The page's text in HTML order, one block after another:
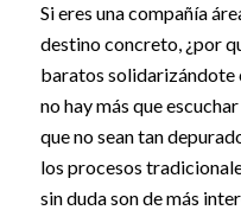
Si eres una compañía
destino concreto, ¿por
baratos solidarizándote
no hay más que
que no sean tan
los procesos
sin duda son de más